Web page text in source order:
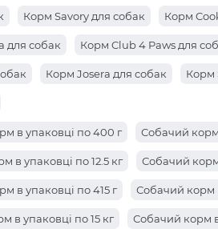
Корм Savory для собак Корм
для собак Корм Club 4 Paws для
Корм Josera для собак Корм
в упаковці по 400 г Собачий корм
в упаковці по 12.5 кг Собачий корм
в упаковці по 415 г Собачий корм
в упаковці по 15 кг Собачий корм в